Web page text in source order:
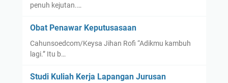
penuh kejutan.…
Obat Penawar Keputusasaan
Cahunsoedcom/Keysa Jihan Rofi “Adikmu kambuh
lagi.” Itu b…
Studi Kuliah Kerja Lapangan Jurusan